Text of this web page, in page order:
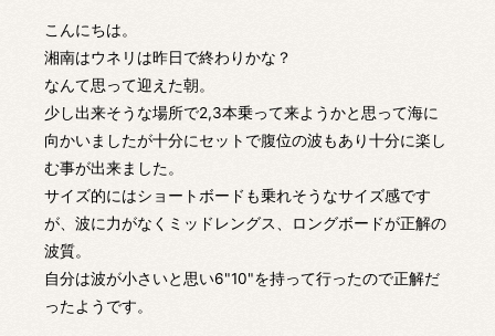
こんにちは。
湘南はウネリは昨日で終わりかな？
なんて思って迎えた朝。
少し出来そうな場所で2,3本乗って来ようかと思って海に
向かいましたが十分にセットで腹位の波もあり十分に楽し
む事が出来ました。
サイズ的にはショートボードも乗れそうなサイズ感です
が、波に力がなくミッドレングス、ロングボードが正解の
波質。
自分は波が小さいと思い6"10"を持って行ったので正解だ
ったようです。